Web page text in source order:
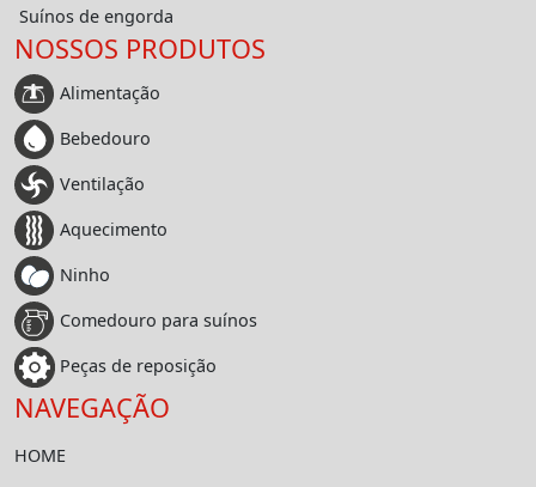
Suínos de engorda
NOSSOS PRODUTOS
Alimentação
Bebedouro
Ventilação
Aquecimento
Ninho
Comedouro para suínos
Peças de reposição
NAVEGAÇÃO
HOME